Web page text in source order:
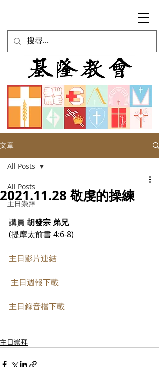
文章
All Posts
主日崇拜
All Posts
2021.11.28 敬虔的操練
講員 胡發宗 弟兄
(提摩太前書 4:6-8)
主日影片連結
主日週報下載
主日錄音檔下載
主日崇拜